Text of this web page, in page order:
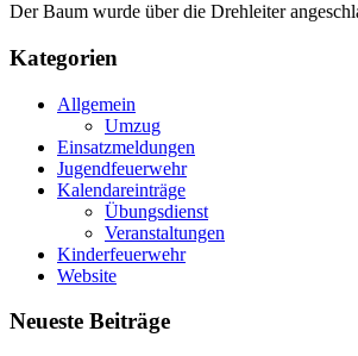
Der Baum wurde über die Drehleiter
Kategorien
Allgemein
Umzug
Einsatzmeldungen
Jugendfeuerwehr
Kalendareinträge
Übungsdienst
Veranstaltungen
Kinderfeuerwehr
Website
Neueste Beiträge